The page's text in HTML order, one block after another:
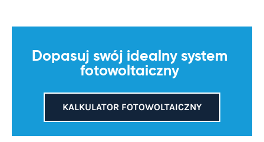
Dopasuj swój idealny system
fotowoltaiczny
KALKULATOR FOTOWOLTAICZNY